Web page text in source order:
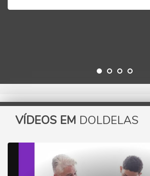
VÍDEOS EM DOLDELAS